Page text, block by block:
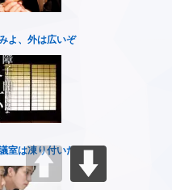
よ、外は広いぞ
室は凍り付いた